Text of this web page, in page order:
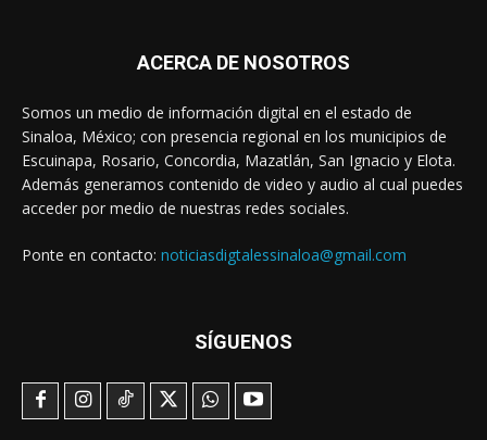
ACERCA DE NOSOTROS
Somos un medio de información digital en el estado de
Sinaloa, México; con presencia regional en los municipios de
Escuinapa, Rosario, Concordia, Mazatlán, San Ignacio y Elota.
Además generamos contenido de video y audio al cual puedes
acceder por medio de nuestras redes sociales.
Ponte en contacto: noticiasdigtalessinaloa@gmail.com
SÍGUENOS